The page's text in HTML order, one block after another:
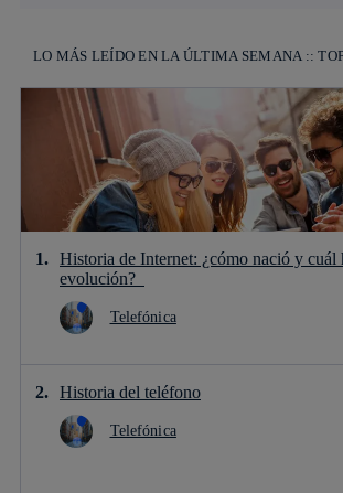
LO MÁS LEÍDO EN LA ÚLTIMA SEMANA ::
Historia de Internet: ¿cómo nació y cuál
evolución?
Telefónica
Historia del teléfono
Telefónica